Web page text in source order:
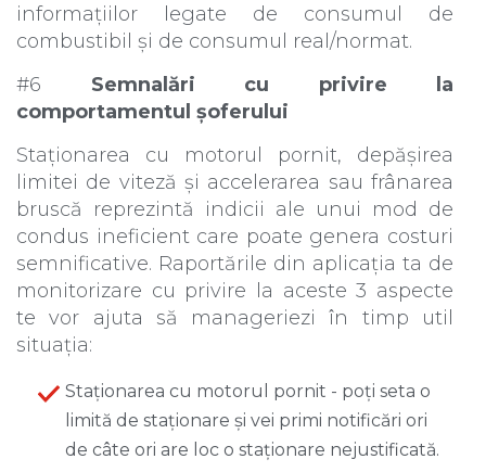
informațiilor legate de consumul de
combustibil și de consumul real/normat.
#6 Semnalări cu privire la
comportamentul șoferului
Staționarea cu motorul pornit, depășirea
limitei de viteză și accelerarea sau frânarea
bruscă reprezintă indicii ale unui mod de
condus ineficient care poate genera costuri
semnificative. Raportările din aplicația ta de
monitorizare cu privire la aceste 3 aspecte
te vor ajuta să manageriezi în timp util
situația:
Staționarea cu motorul pornit - poți seta o
limită de staționare și vei primi notificări ori
de câte ori are loc o staționare nejustificată.